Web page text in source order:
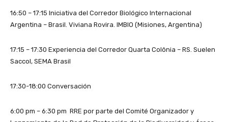
16:50 – 17:15 Iniciativa del Corredor Biológico Internacional
Argentina – Brasil. Viviana Rovira. IMBIO (Misiones, Argentina)
17:15 – 17:30 Experiencia del Corredor Quarta Colônia – RS. Suelen
Saccol, SEMA Brasil
17:30-18:00 Conversación
6:00 pm – 6:30 pm RRE por parte del Comité Organizador y